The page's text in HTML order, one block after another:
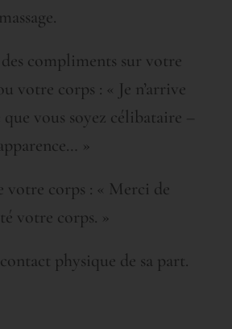
compliments sur votre
votre corps : « Je n’arrive
vous soyez célibataire –
»
corps : « Merci de
votre corps. »
physique de sa part.